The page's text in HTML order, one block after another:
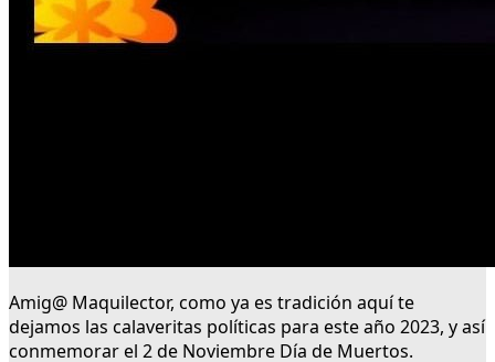
Amig@ Maquilector, como ya es tradición aquí te
dejamos las calaveritas políticas para este año 2023, y así
conmemorar el 2 de Noviembre Día de Muertos.